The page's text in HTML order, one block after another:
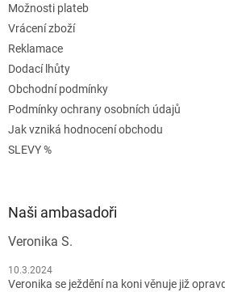
Možnosti plateb
Vrácení zboží
Reklamace
Dodací lhůty
Obchodní podmínky
Podmínky ochrany osobních údajů
Jak vzniká hodnocení obchodu
SLEVY %
Naši ambasadoři
Veronika S.
10.3.2024
Veronika se ježdění na koni věnuje již